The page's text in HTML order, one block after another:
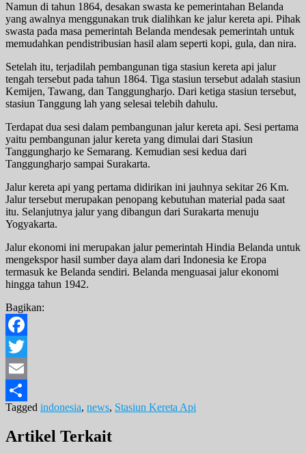
Namun di tahun 1864, desakan swasta ke pemerintahan Belanda
yang awalnya menggunakan truk dialihkan ke jalur kereta api. Pihak
swasta pada masa pemerintah Belanda mendesak pemerintah untuk
memudahkan pendistribusian hasil alam seperti kopi, gula, dan nira.
Setelah itu, terjadilah pembangunan tiga stasiun kereta api jalur
tengah tersebut pada tahun 1864. Tiga stasiun tersebut adalah stasiun
Kemijen, Tawang, dan Tanggungharjo. Dari ketiga stasiun tersebut,
stasiun Tanggung lah yang selesai telebih dahulu.
Terdapat dua sesi dalam pembangunan jalur kereta api. Sesi pertama
yaitu pembangunan jalur kereta yang dimulai dari Stasiun
Tanggungharjo ke Semarang. Kemudian sesi kedua dari
Tanggungharjo sampai Surakarta.
Jalur kereta api yang pertama didirikan ini jauhnya sekitar 26 Km.
Jalur tersebut merupakan penopang kebutuhan material pada saat
itu. Selanjutnya jalur yang dibangun dari Surakarta menuju
Yogyakarta.
Jalur ekonomi ini merupakan jalur pemerintah Hindia Belanda untuk
mengekspor hasil sumber daya alam dari Indonesia ke Eropa
termasuk ke Belanda sendiri. Belanda menguasai jalur ekonomi
hingga tahun 1942.
Bagikan:
Facebook
Twitter
Email
Share
Tagged indonesia, news, Stasiun Kereta Api
Artikel Terkait